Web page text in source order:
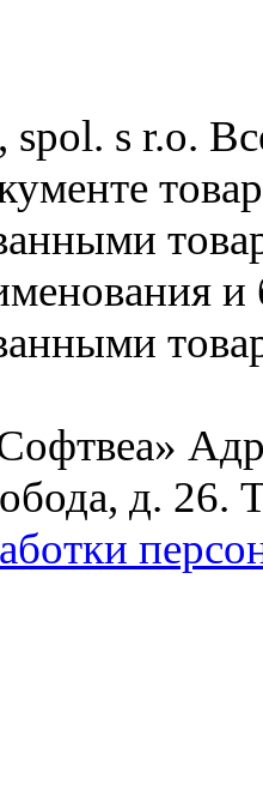
spol. s r.o.
д. 26.